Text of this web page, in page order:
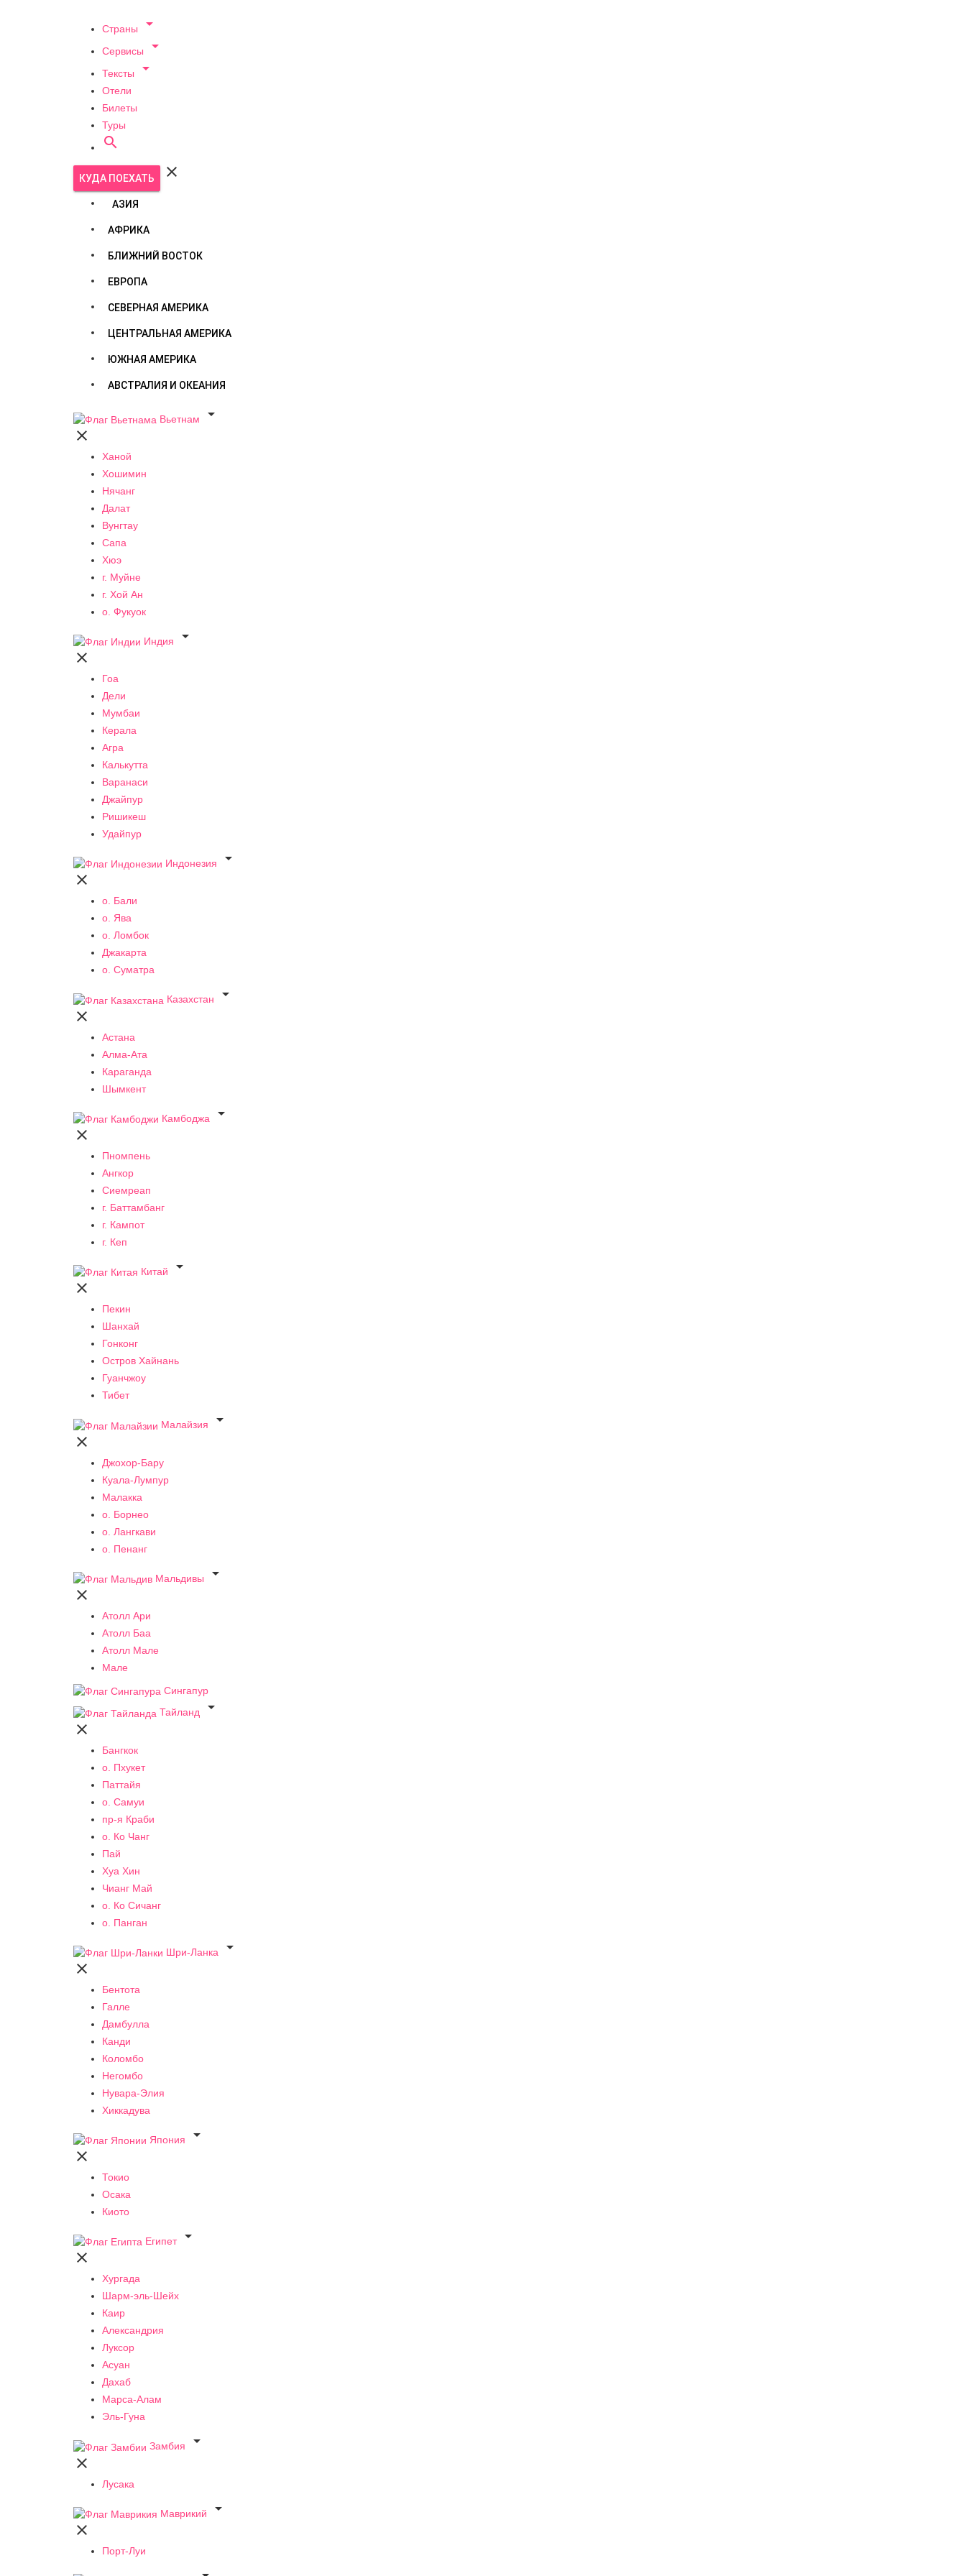
Страны 
Сервисы 
Тексты 
Отели
Билеты
Туры

КУДА ПОЕХАТЬ 
АЗИЯ
АФРИКА
БЛИЖНИЙ ВОСТОК
ЕВРОПА
СЕВЕРНАЯ АМЕРИКА
ЦЕНТРАЛЬНАЯ АМЕРИКА
ЮЖНАЯ АМЕРИКА
АВСТРАЛИЯ И ОКЕАНИЯ
Вьетнам


Ханой
Хошимин
Нячанг
Далат
Вунгтау
Сапа
Хюэ
г. Муйне
г. Хой Ан
о. Фукуок
Индия


Гоа
Дели
Мумбаи
Керала
Агра
Калькутта
Варанаси
Джайпур
Ришикеш
Удайпур
Индонезия


о. Бали
о. Ява
о. Ломбок
Джакарта
о. Суматра
Казахстан


Астана
Алма-Ата
Караганда
Шымкент
Камбоджа


Пномпень
Ангкор
Сиемреап
г. Баттамбанг
г. Кампот
г. Кеп
Китай


Пекин
Шанхай
Гонконг
Остров Хайнань
Гуанчжоу
Тибет
Малайзия


Джохор-Бару
Куала-Лумпур
Малакка
о. Борнео
о. Лангкави
о. Пенанг
Мальдивы


Атолл Ари
Атолл Баа
Атолл Мале
Мале
Сингапур
Тайланд


Бангкок
о. Пхукет
Паттайя
о. Самуи
пр-я Краби
о. Ко Чанг
Пай
Хуа Хин
Чианг Май
о. Ко Сичанг
о. Панган
Шри-Ланка


Бентота
Галле
Дамбулла
Канди
Коломбо
Негомбо
Нувара-Элия
Хиккадува
Япония


Токио
Осака
Киото
Египет


Хургада
Шарм-эль-Шейх
Каир
Александрия
Луксор
Асуан
Дахаб
Марса-Алам
Эль-Гуна
Замбия


Лусака
Маврикий


Порт-Луи